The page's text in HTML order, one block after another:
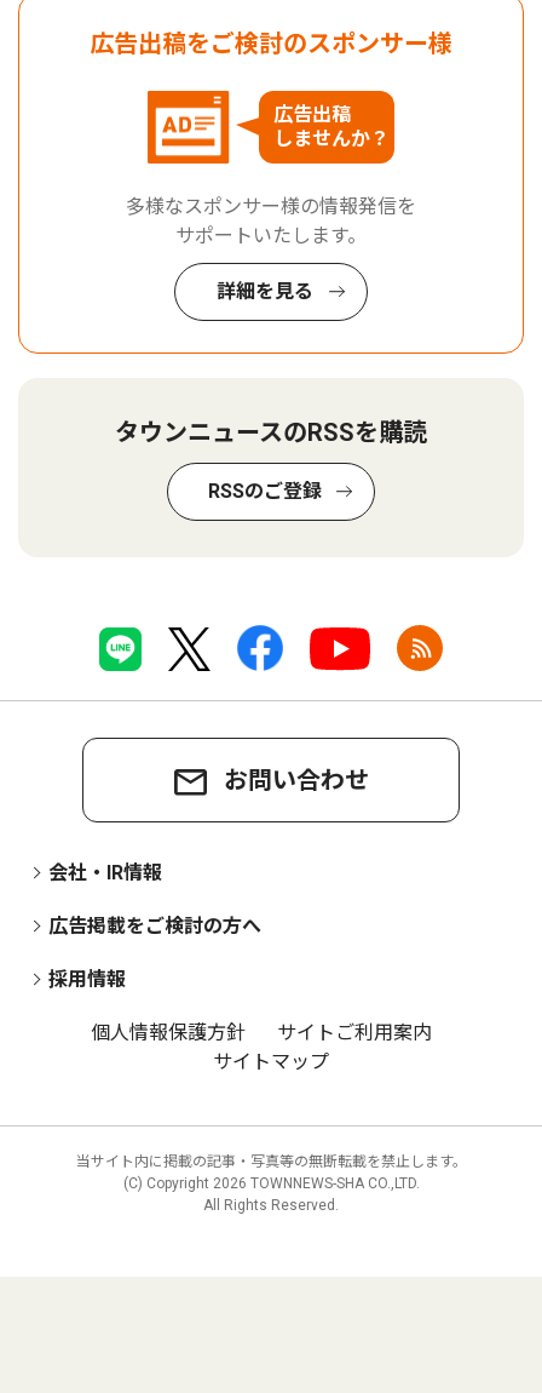
広告出稿をご検討のスポンサー様
広告出稿
しませんか？
多様なスポンサー様の情報発信を
サポートいたします。
詳細を見る
タウンニュースのRSSを購読
RSSのご登録
お問い合わせ
会社・IR情報
広告掲載をご検討の方へ
採用情報
個人情報保護方針
サイトご利用案内
サイトマップ
当サイト内に掲載の記事・写真等の無断転載を禁止します。
(C) Copyright 2026 TOWNNEWS-SHA CO.,LTD.
All Rights Reserved.